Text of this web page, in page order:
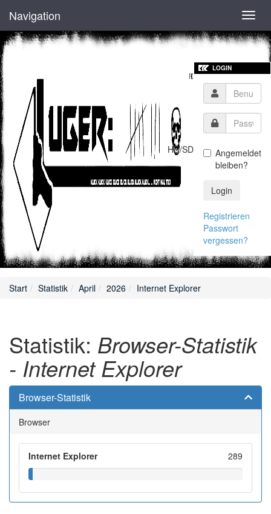
Navigation
HD/SD
LOGIN
Angemeldet
bleiben?
Login
Registrieren
Passwort
vergessen?
Start Statistik April 2026 Internet Explorer
Statistik: Browser-Statistik
- Internet Explorer
Browser-Statistik
Browser
Internet Explorer 289